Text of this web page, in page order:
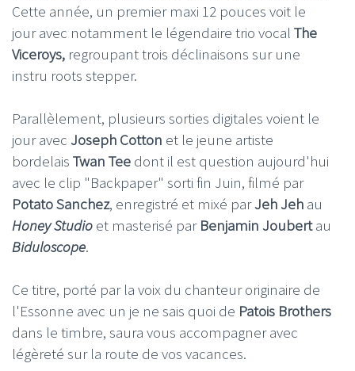
Cette année, un premier maxi 12 pouces voit le
jour avec notamment le légendaire trio vocal The
Viceroys, regroupant trois déclinaisons sur une
instru roots stepper.
Parallèlement, plusieurs sorties digitales voient le
jour avec Joseph Cotton et le jeune artiste
bordelais Twan Tee dont il est question aujourd'hui
avec le clip "Backpaper" sorti fin Juin, filmé par
Potato Sanchez, enregistré et mixé parJeh Jeh au
Honey Studio et masterisé par Benjamin Joubertau
Biduloscope.
Ce titre, porté par la voix du chanteur originaire de
l'Essonne avec un je ne sais quoi de Patois Brothers
dans le timbre, saura vous accompagner avec
légèreté sur la route de vos vacances.